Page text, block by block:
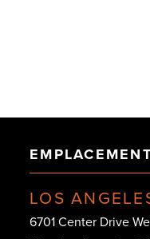
LOS
6701 Center Drive